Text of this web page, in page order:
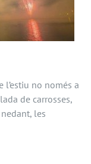
l’estiu no només a
de carrosses,
les